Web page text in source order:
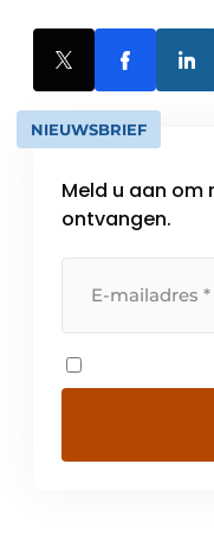
NIEUWSBRIEF
Meld u aan om
ontvangen.